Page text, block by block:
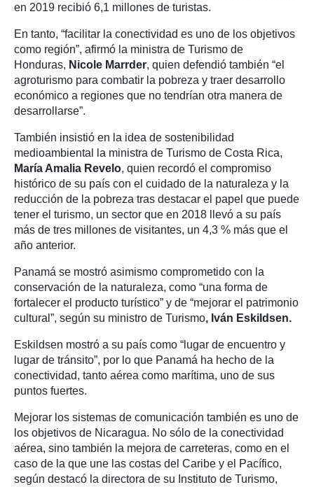
en 2019 recibió 6,1 millones de turistas.
En tanto, “facilitar la conectividad es uno de los objetivos
como región”, afirmó la ministra de Turismo de
Honduras, Nicole Marrder, quien defendió también “el
agroturismo para combatir la pobreza y traer desarrollo
económico a regiones que no tendrían otra manera de
desarrollarse”.
También insistió en la idea de sostenibilidad
medioambiental la ministra de Turismo de Costa Rica,
María Amalia Revelo, quien recordó el compromiso
histórico de su país con el cuidado de la naturaleza y la
reducción de la pobreza tras destacar el papel que puede
tener el turismo, un sector que en 2018 llevó a su país
más de tres millones de visitantes, un 4,3 % más que el
año anterior.
Panamá se mostró asimismo comprometido con la
conservación de la naturaleza, como “una forma de
fortalecer el producto turístico” y de “mejorar el patrimonio
cultural”, según su ministro de Turismo, Iván Eskildsen.
Eskildsen mostró a su país como “lugar de encuentro y
lugar de tránsito”, por lo que Panamá ha hecho de la
conectividad, tanto aérea como marítima, uno de sus
puntos fuertes.
Mejorar los sistemas de comunicación también es uno de
los objetivos de Nicaragua. No sólo de la conectividad
aérea, sino también la mejora de carreteras, como en el
caso de la que une las costas del Caribe y el Pacífico,
según destacó la directora de su Instituto de Turismo,